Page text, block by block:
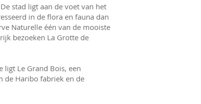
stad ligt aan de voet van het
in de flora en fauna dan
Naturelle één van de mooiste
bezoeken La Grotte de
ligt Le Grand Bois, een
de Haribo fabriek en de